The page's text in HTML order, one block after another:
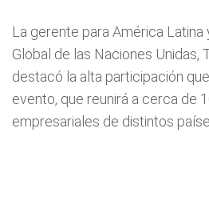
La gerente para América
Global de las Naciones Unidas,
destacó la alta participación
evento, que reunirá a cerca de
empresariales de distintos